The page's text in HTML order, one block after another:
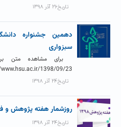
تاریخ۲۶ آذر ۱۳۹۸
دهمین جشنواره
سبزواری
برای مشاهده متن
1398/09/23/
تاریخ۲۴ آذر ۱۳۹۸
روزشمار هفته پژوهش و
تاریخ۲۴ آذر ۱۳۹۸